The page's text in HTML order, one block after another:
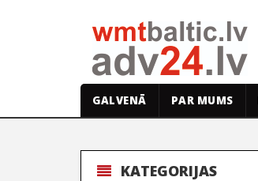
GALVENĀ PAR MUMS
KATEGORIJAS